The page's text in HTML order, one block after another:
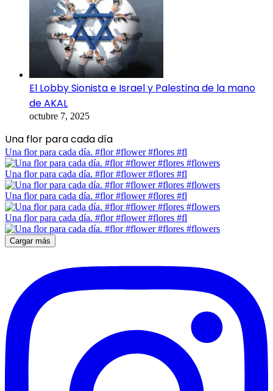
El Lobby Sionista e Israel y Palestina de la mano
de AKAL
octubre 7, 2025
Una flor para cada día
Una flor para cada día. #flor #flower #flores #fl
Una flor para cada día. #flor #flower #flores #fl
Una flor para cada día. #flor #flower #flores #fl
Una flor para cada día. #flor #flower #flores #fl
Cargar más